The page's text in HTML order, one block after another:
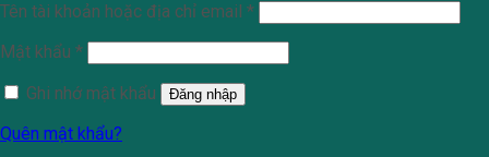
Tên tài khoản hoặc địa chỉ email *
Mật khẩu *
Ghi nhớ mật khẩu
Đăng nhập
Quên mật khẩu?